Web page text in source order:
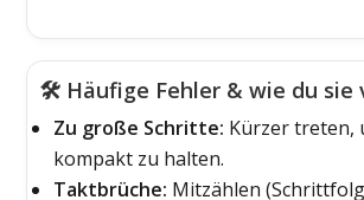
🛠️ Häufige Fehler & wie du sie
Zu große Schritte: Kürzer treten,
kompakt zu halten.
Taktbrüche: Mitzählen